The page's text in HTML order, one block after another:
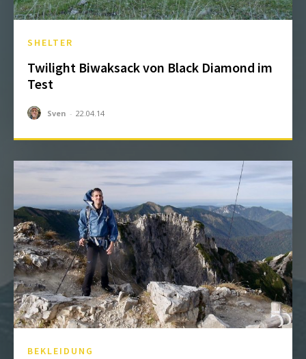
SHELTER
Twilight Biwaksack von Black Diamond im
Test
Sven - 22.04.14
BEKLEIDUNG